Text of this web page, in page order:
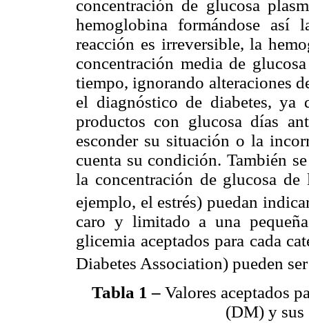
concentración de glucosa
hemoglobina formándose así
reacción es irreversible, la
concentración media de
tiempo, ignorando alteraciones
el diagnóstico de diabetes, ya
productos con glucosa días
esconder su situación o la
cuenta su condición. También
la concentración de glucosa
ejemplo, el estrés) puedan
caro y limitado a una
glicemia aceptados para cada
Diabetes Association) pueden
Tabla 1 – Valores aceptados
(DM) y sus